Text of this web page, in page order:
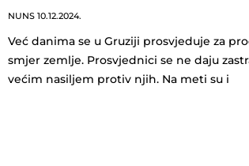
NUNS 10.12.2024.
Već danima se u Gruziji prosvjeduje za
smjer zemlje. Prosvjednici se ne daju
većim nasiljem protiv njih. Na meti su i